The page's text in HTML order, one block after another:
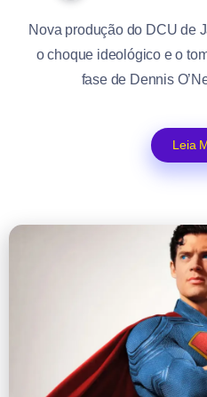
Nova produção do DCU de
o choque ideológico e o
fase de Dennis
Leia